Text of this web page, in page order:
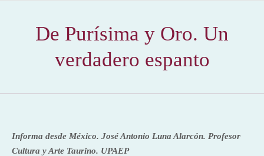
De Purísima y Oro. Un
verdadero espanto
Informa desde México. José Antonio Luna Alarcón. Profesor
Cultura y Arte Taurino. UPAEP